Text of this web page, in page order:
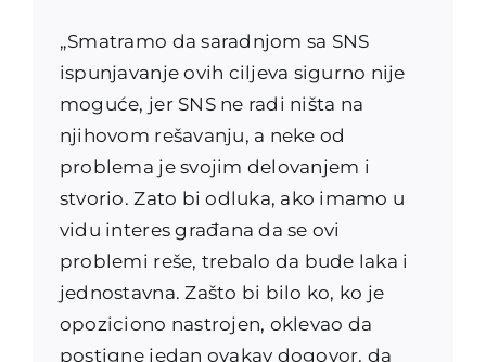
„Smatramo da saradnjom sa SNS
ispunjavanje ovih ciljeva sigurno nije
moguće, jer SNS ne radi ništa na
njihovom rešavanju, a neke od
problema je svojim delovanjem i
stvorio. Zato bi odluka, ako imamo u
vidu interes građana da se ovi
problemi reše, trebalo da bude laka i
jednostavna. Zašto bi bilo ko, ko je
opoziciono nastrojen, oklevao da
postigne jedan ovakav dogovor, da